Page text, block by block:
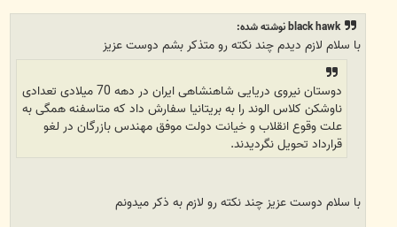
black hawk نوشته شده:
با سلام لازم دیدم چند نکته رو متذکر بشم دوست عزیز
دوستان نیروی دریایی شاهنشاهی ایران در دهه 70 میلادی تعدادی
ناوشکن کلاس الوند را به بریتانیا سفارش داد که متاسفنه همگی به
علت وقوع انقلاب و خیانت دولت موفق مهندس بازرگان در لغو
قرارداد تحویل نگردیدند.
با سلام دوست عزیز چند نکته رو لازم به ذکر میدونم